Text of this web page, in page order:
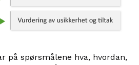
på spørsmålene hva, hvordan,